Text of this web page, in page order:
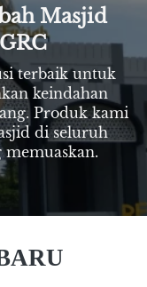
Masjid
terbaik untuk
keindahan
Produk kami
di seluruh
memuaskan.